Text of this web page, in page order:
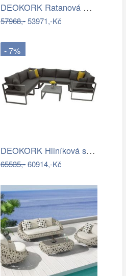
DEOKORK Ratanová modulová sestava…
57968,-53971,-Kč
- 7%
DEOKORK Hliníková sestava pro 7 osob…
65535,-60914,-Kč